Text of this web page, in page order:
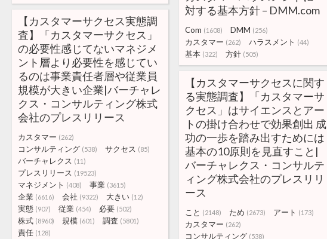
対する基本方針 – DMM.com
Com (1608) DMM (256)
カスタマー (262) ハラスメント (44)
基本 (322) 方針 (505)
【カスタマーサクセス実態調
査】「カスタマーサクセス」
の必要性感じてないマネジメ
ント層より必要性を感じてい
るのは事業責任者層や従業員
規模が大きい企業|バーチャレ
クス・コンサルティング株式
会社のプレスリリース
カスタマー (262)
コンサルティング (538) サクセス (85)
バーチャレクス (11)
プレスリリース (19523)
マネジメント (408) 事業 (3615)
企業 (6616) 会社 (9322) 大きい (12)
実態 (907) 従業 (454) 必要 (502)
株式 (8960) 規模 (601) 調査 (5801)
責任 (128)
【カスタマーサクセスに関す
る実態調査】「カスタマーサ
クセス」はサイエンスとアー
トの掛け合わせで効果創出 成
功の一歩を踏み出すためには
基本の10原則を見直すこと|
バーチャレクス・コンサルテ
ィング株式会社のプレスリリ
ース
こと (2148) ため (2673) アート (173)
カスタマー (262)
コンサルティング (538)